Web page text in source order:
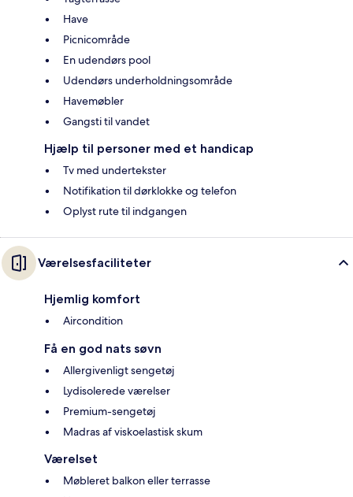
Have
Picnicområde
En udendørs pool
Udendørs underholdningsområde
Havemøbler
Gangsti til vandet
Hjælp til personer med et handicap
Tv med undertekster
Notifikation til dørklokke og telefon
Oplyst rute til indgangen
Værelsesfaciliteter
Hjemlig komfort
Aircondition
Få en god nats søvn
Allergivenligt sengetøj
Lydisolerede værelser
Premium-sengetøj
Madras af viskoelastisk skum
Værelset
Møbleret balkon eller terrasse